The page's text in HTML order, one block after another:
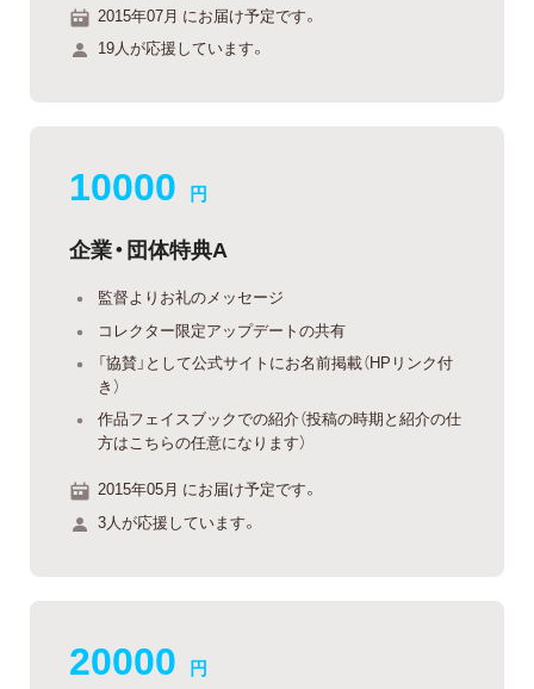
2015年07月 にお届け予定です。
19人が応援しています。
10000 円
企業・団体特典A
監督よりお礼のメッセージ
コレクター限定アップデートの共有
「協賛」として公式サイトにお名前掲載（HPリンク付
き）
作品フェイスブックでの紹介（投稿の時期と紹介の仕
方はこちらの任意になります）
2015年05月 にお届け予定です。
3人が応援しています。
20000 円